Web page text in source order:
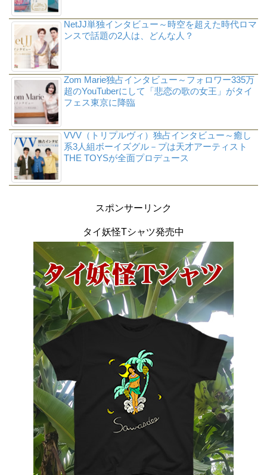
NetJJ単独インタビュー～時空を超えた時代ロマ
ンスで話題の2人は、どんな人？
Zom Marie独占インタビュー～フォロワー335万
超のYouTuberにして「悲恋の歌の女王」がタイ
フェス東京に降臨
VVV（トリプルヴィ）独占インタビュー～癒し
系3人組ボーイズグル－プは天才アーティスト
THE TOYSが全面プロデュース
スポンサーリンク
タイ妖怪Tシャツ発売中